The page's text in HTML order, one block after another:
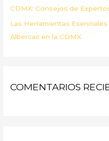
CDMX: Consejos de
Las Herramientas
Albercas en la CDMX
COMENTARIOS